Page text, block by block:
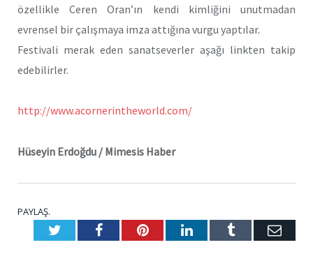
özellikle Ceren Oran’ın kendi kimliğini unutmadan
evrensel bir çalışmaya imza attığına vurgu yaptılar.
Festivali merak eden sanatseverler aşağı linkten takip
edebilirler.
http://www.acornerintheworld.com/
Hüseyin Erdoğdu / Mimesis Haber
PAYLAŞ.
TwitterFacebookPinterestLinkedInTumblr E-